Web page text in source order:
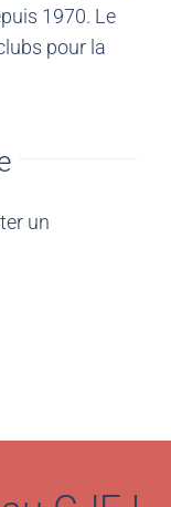
1970. Le
pour la
un